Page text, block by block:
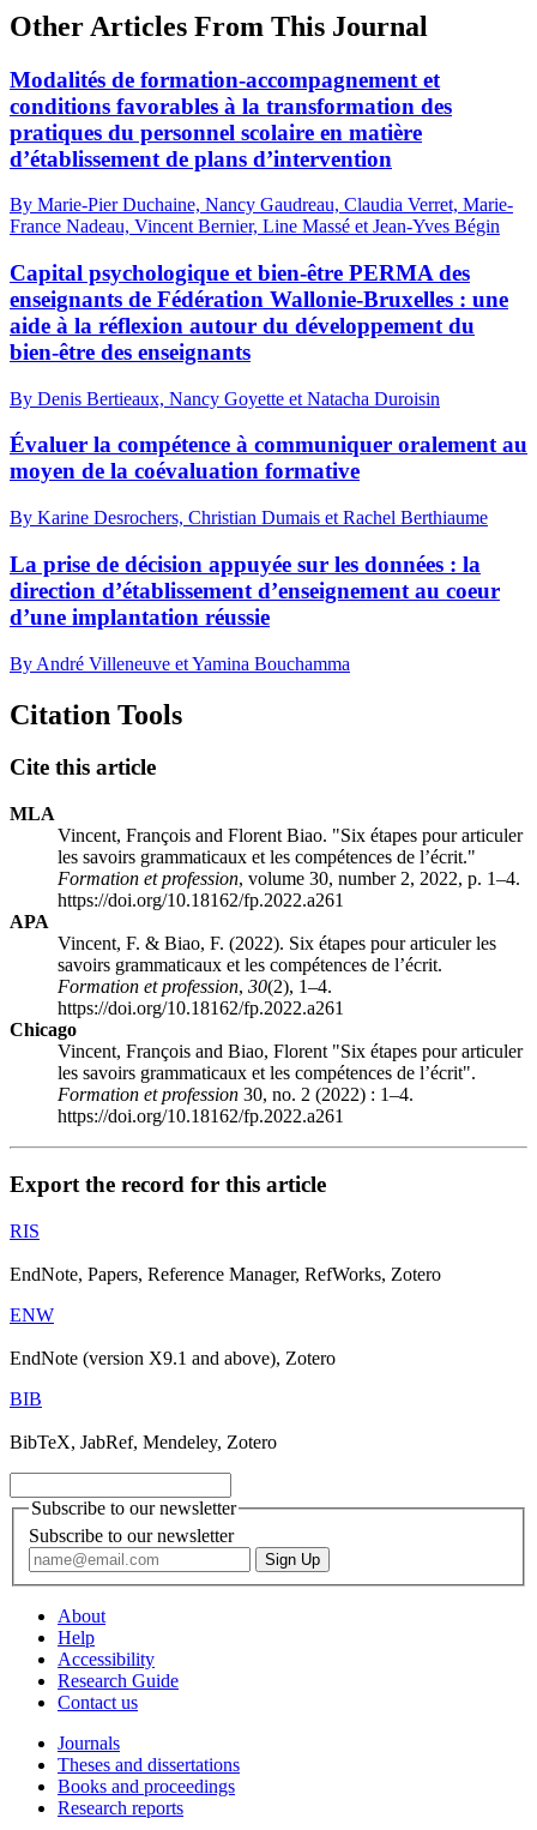
Other Articles From This Journal
Modalités de formation-accompagnement et
conditions favorables à la transformation des
pratiques du personnel scolaire en matière
d’établissement de plans d’intervention
By Marie-Pier Duchaine, Nancy Gaudreau, Claudia Verret, Marie-
France Nadeau, Vincent Bernier, Line Massé et Jean-Yves Bégin
Capital psychologique et bien-être PERMA des
enseignants de Fédération Wallonie-Bruxelles : une
aide à la réflexion autour du développement du
bien-être des enseignants
By Denis Bertieaux, Nancy Goyette et Natacha Duroisin
Évaluer la compétence à communiquer oralement au
moyen de la coévaluation formative
By Karine Desrochers, Christian Dumais et Rachel Berthiaume
La prise de décision appuyée sur les données : la
direction d’établissement d’enseignement au coeur
d’une implantation réussie
By André Villeneuve et Yamina Bouchamma
Citation Tools
Cite this article
MLA
Vincent, François and Florent Biao. "Six étapes pour articuler
les savoirs grammaticaux et les compétences de l’écrit."
Formation et profession, volume 30, number 2, 2022, p. 1–4.
https://doi.org/10.18162/fp.2022.a261
APA
Vincent, F. & Biao, F. (2022). Six étapes pour articuler les
savoirs grammaticaux et les compétences de l’écrit.
Formation et profession, 30(2), 1–4.
https://doi.org/10.18162/fp.2022.a261
Chicago
Vincent, François and Biao, Florent "Six étapes pour articuler
les savoirs grammaticaux et les compétences de l’écrit".
Formation et profession 30, no. 2 (2022) : 1–4.
https://doi.org/10.18162/fp.2022.a261
Export the record for this article
RIS
EndNote, Papers, Reference Manager, RefWorks, Zotero
ENW
EndNote (version X9.1 and above), Zotero
BIB
BibTeX, JabRef, Mendeley, Zotero
Subscribe to our newsletter
Subscribe to our newsletter
About
Help
Accessibility
Research Guide
Contact us
Journals
Theses and dissertations
Books and proceedings
Research reports